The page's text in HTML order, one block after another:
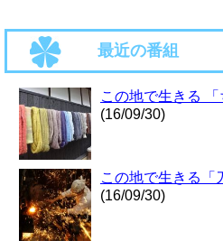
最近の番組
この地で生きる
(16/09/30)
この地で生きる「
(16/09/30)